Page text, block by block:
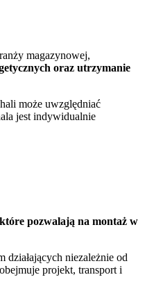
magazynowej,
oraz utrzymanie
może uwzględniać
jest indywidualnie
pozwalają na montaż w
niezależnie od
projekt, transport i